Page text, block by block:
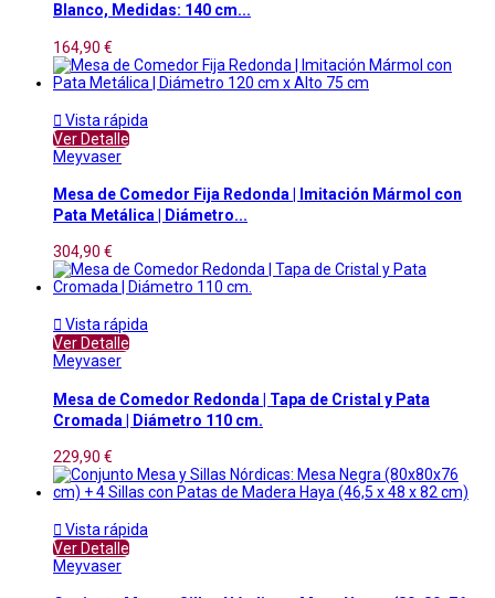
Blanco, Medidas: 140 cm...
164,90 €
 Vista rápida
Ver Detalle
Meyvaser
Mesa de Comedor Fija Redonda | Imitación Mármol con
Pata Metálica | Diámetro...
304,90 €
 Vista rápida
Ver Detalle
Meyvaser
Mesa de Comedor Redonda | Tapa de Cristal y Pata
Cromada | Diámetro 110 cm.
229,90 €
 Vista rápida
Ver Detalle
Meyvaser